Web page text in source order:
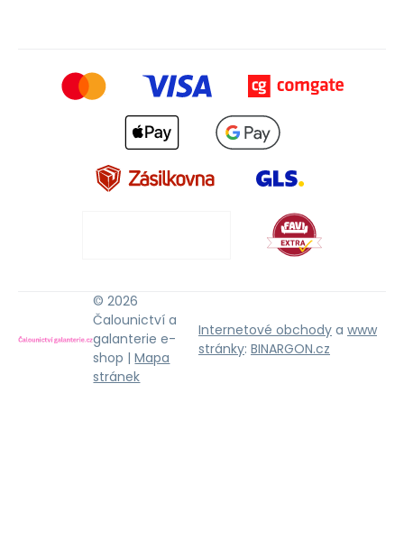
© 2026
Čalounictví a
galanterie e-
shop |Mapa
stránek
Internetové obchody a www
stránky: BINARGON.cz